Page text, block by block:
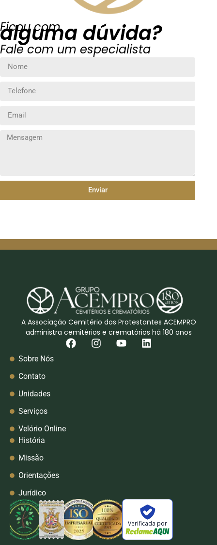
Ficou com
alguma dúvida?
Fale com um especialista
Enviar
A Associação Cemitério dos Protestantes ACEMPRO
administra cemitérios e crematórios há 180 anos
Sobre Nós
Contato
Unidades
Serviços
Velório Online
História
Missão
Orientações
Jurídico
Verificada por